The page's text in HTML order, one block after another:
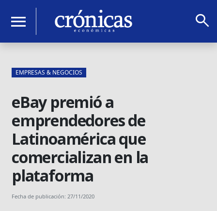
menu search
EMPRESAS & NEGOCIOS
eBay premió a
emprendedores de
Latinoamérica que
comercializan en la
plataforma
Fecha de publicación: 27/11/2020